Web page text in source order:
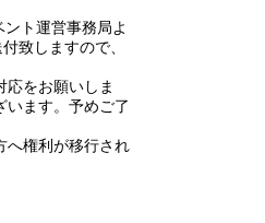
ト運営事務局よ
致しますので、
応をお願いしま
います。予めご了
へ権利が移行され